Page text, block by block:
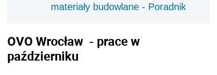
materiały budowlane - Poradnik
OVO Wrocław - prace w
październiku